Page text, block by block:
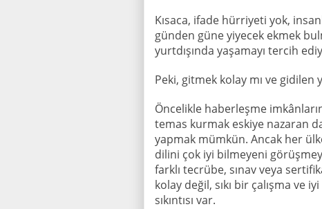
Kısaca, ifade hürriyeti yok,
günden güne yiyecek ekmek
yurtdışında yaşamayı tercih
Peki, gitmek kolay mı ve
Öncelikle haberleşme
temas kurmak eskiye nazaran
yapmak mümkün. Ancak her
dilini çok iyi bilmeyeni
farklı tecrübe, sınav veya
kolay değil, sıkı bir çalışma ve
sıkıntısı var.